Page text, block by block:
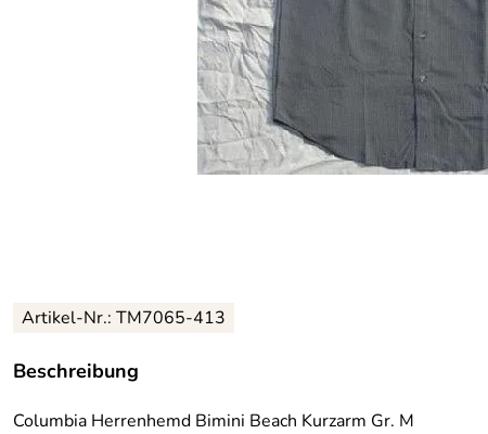
Artikel-Nr.: TM7065-413
Beschreibung
Columbia Herrenhemd Bimini Beach Kurzarm Gr. M